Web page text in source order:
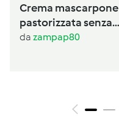
Crema mascarpone
pastorizzata senza
panna
da zampap80